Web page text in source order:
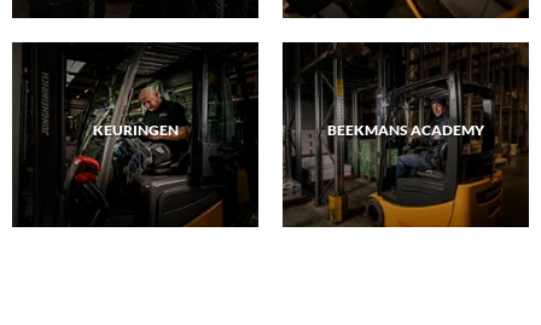
KEURINGEN BEEKMANS ACADEMY